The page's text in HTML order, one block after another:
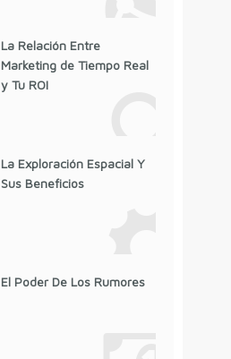
La Relación Entre
Marketing de Tiempo Real
y Tu ROI
La Exploración Espacial Y
Sus Beneficios
El Poder De Los Rumores